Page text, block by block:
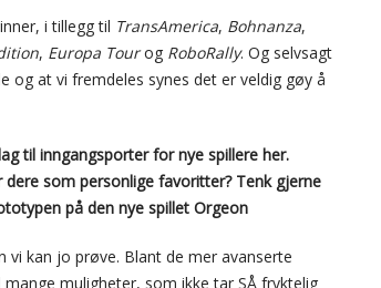
i tillegg til TransAmerica, Bohnanza,
, Europa Tourog RoboRally. Og selvsagt
og at vi fremdeles synes det er veldig gøy å
til inngangsporter for nye spillere her.
som personlige favoritter? Tenk gjerne
kan jo prøve. Blant de mer avanserte
muligheter, som ikke tar SÅ fryktelig